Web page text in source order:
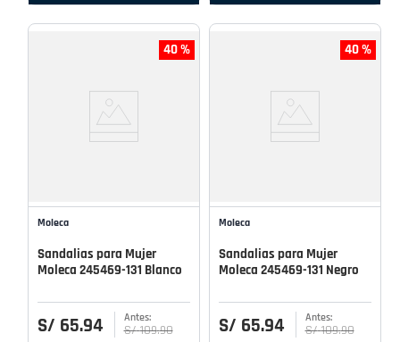
40 %
Moleca
Sandalias para Mujer
Moleca 245469-131 Blanco
S/ 65.94 S/ 109.90
40 %
Moleca
Sandalias para Mujer
Moleca 245469-131 Negro
S/ 65.94 S/ 109.90